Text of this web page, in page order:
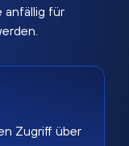
anfällig für
Zugriff über